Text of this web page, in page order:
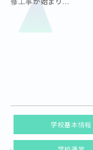
学校基本情報